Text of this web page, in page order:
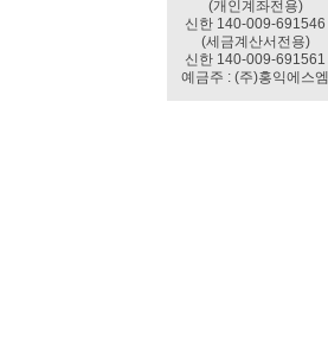
(개인계좌전용)
신한 140-009-691546
(세금계산서전용)
신한 140-009-691561
예금주 : (주)홍익에스엠